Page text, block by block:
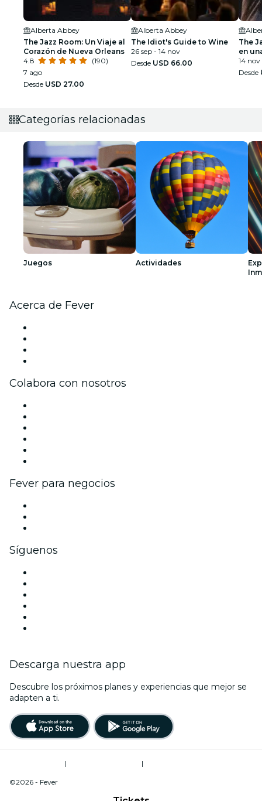
Alberta Abbey
The Jazz Room: Un Viaje al
Corazón de Nueva Orleans
4.8
(190)
7 ago
Desde USD 27.00
Alberta Abbey
The Idiot's Guide to Wine
26 sep - 14 nov
Desde USD 66.00
The
en
14 nov
Desde
Categorías relacionadas
Juegos Actividades
Acerca de Fever
Colabora con nosotros
Fever para negocios
Síguenos
Descarga nuestra app
Descubre los próximos planes y experiencias que mejor se
adapten a ti.
|
|
©2026 - Fever